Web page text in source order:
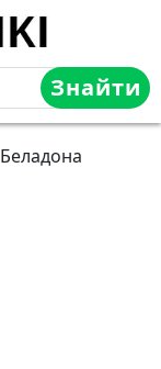
Знайти
Беладона